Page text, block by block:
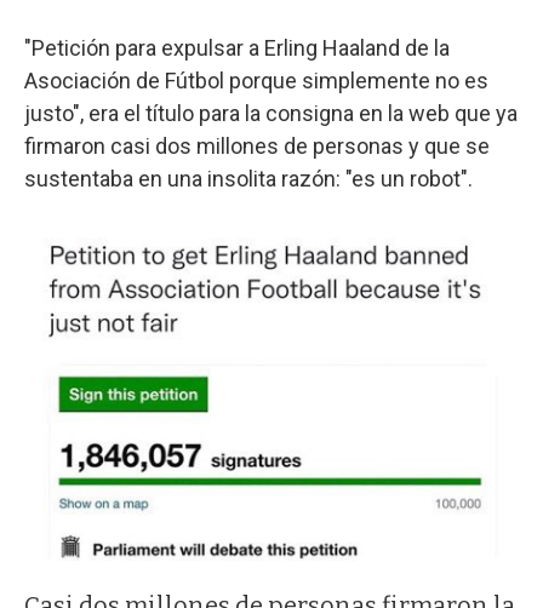
"Petición para expulsar a Erling Haaland de la
Asociación de Fútbol porque simplemente no es
justo", era el título para la consigna en la web que ya
firmaron casi dos millones de personas y que se
sustentaba en una insolita razón: "es un robot".